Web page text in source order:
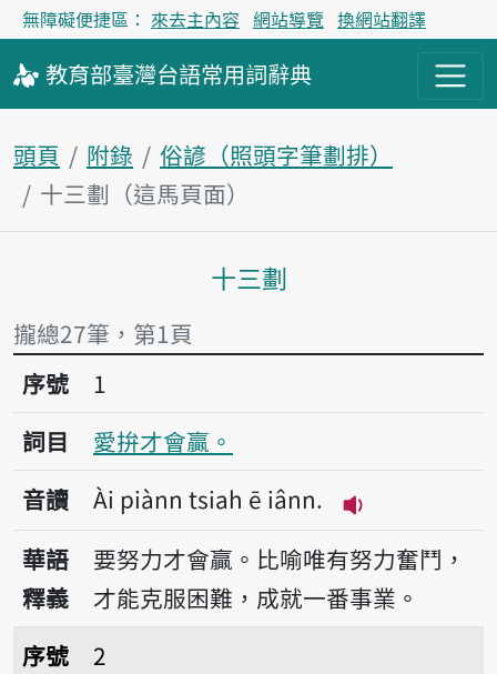
無障礙便捷區： 來去主內容 網站導覽 換網站翻譯
教育部臺灣台語常用詞辭典
頭頁 附錄
俗諺（照頭字筆劃排）
十三劃（這馬頁面）
主內容區
十三劃
攏總27筆，第1頁
序號1愛拚才會贏。
序號
1
詞目
愛拚才會贏。
音讀
Ài piànn tsiah ē iânn.
播放音讀Ài
華語
釋義
要努力才會贏。比喻唯有努力奮鬥，
才能克服困難，成就一番事業。
序號2愛媠毋驚流鼻水。
序號
2